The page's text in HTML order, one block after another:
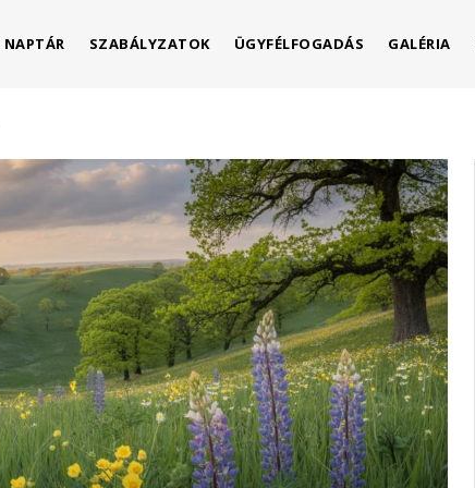
NAPTÁR SZABÁLYZATOK ÜGYFÉLFOGADÁS GALÉRIA